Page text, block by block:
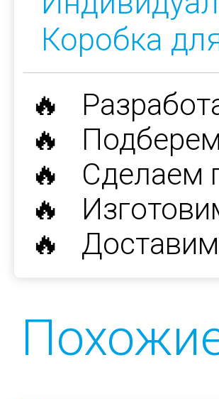
Коробка
🔥
🔥
🔥 Сделаем
🔥
🔥 Доставим